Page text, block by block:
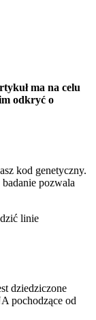
ma na celu
odkryć o
kod genetyczny.
pozwala
linie
dziedziczone
pochodzące od